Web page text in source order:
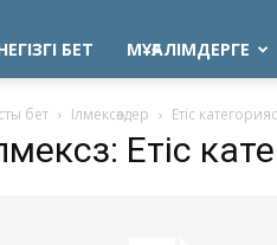
БЕТ МҰҒАЛІМДЕРГЕ
бет Ілмексөздер Етіс
Етіс